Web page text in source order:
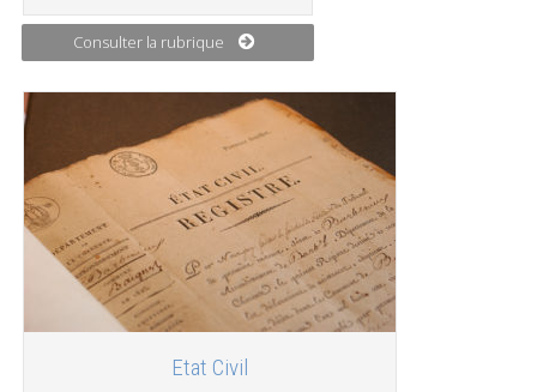
Consulter la rubrique
Etat Civil